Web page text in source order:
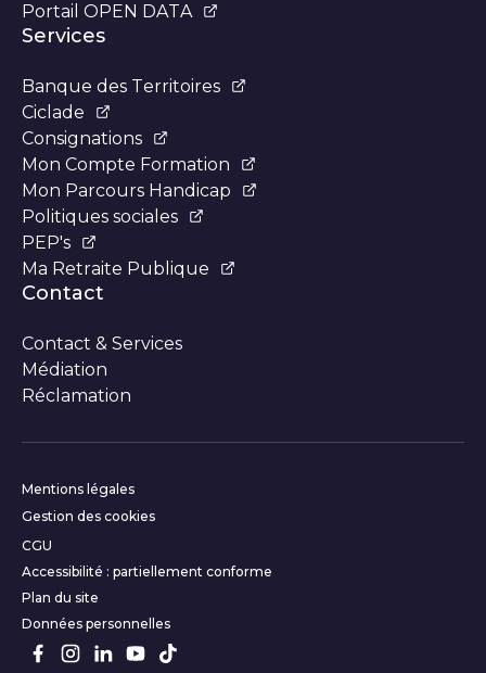
Portail OPEN DATA
Services
Banque des Territoires
Ciclade
Consignations
Mon Compte Formation
Mon Parcours Handicap
Politiques sociales
PEP's
Ma Retraite Publique
Contact
Contact & Services
Médiation
Réclamation
Informations
Mentions légales
Gestion des cookies
CGU
Accessibilité : partiellement conforme
Plan du site
Données personnelles
Suivez-nous sur les réseaux
Facebook
Instagram
LinkedIn
Youtube
TikTok